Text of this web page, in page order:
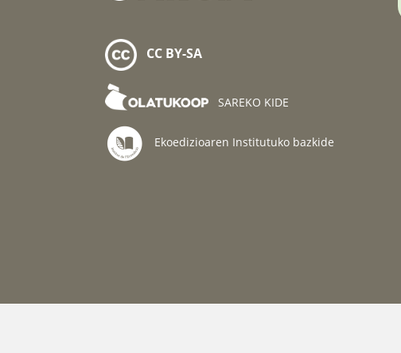
CC BY-SA
SAREKO KIDE
Ekoedizioaren Institutuko bazkide